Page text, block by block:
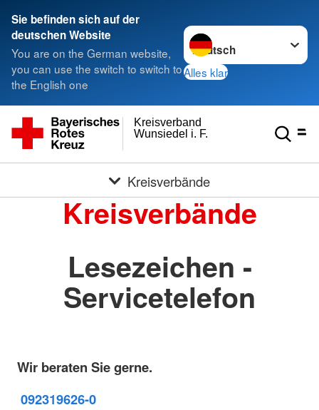
Sie befinden sich auf der
deutschen Website
You are on the German website,
you can use the switch to switch to
the English one
Sprache wechseln zu
Alles klar
Wunsiedel i. F.
Kreisverband
Kreisverbände
Kreisverbände
Lesezeichen -
Servicetelefon
Wir beraten Sie gerne.
092319626-0